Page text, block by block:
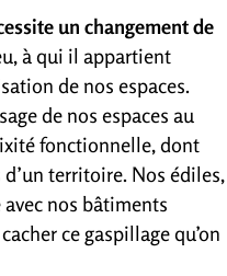
un changement de
à qui il appartient
de nos espaces.
de nos espaces au
fonctionnelle, dont
territoire. Nos édiles,
nos bâtiments
ce gaspillage qu’on